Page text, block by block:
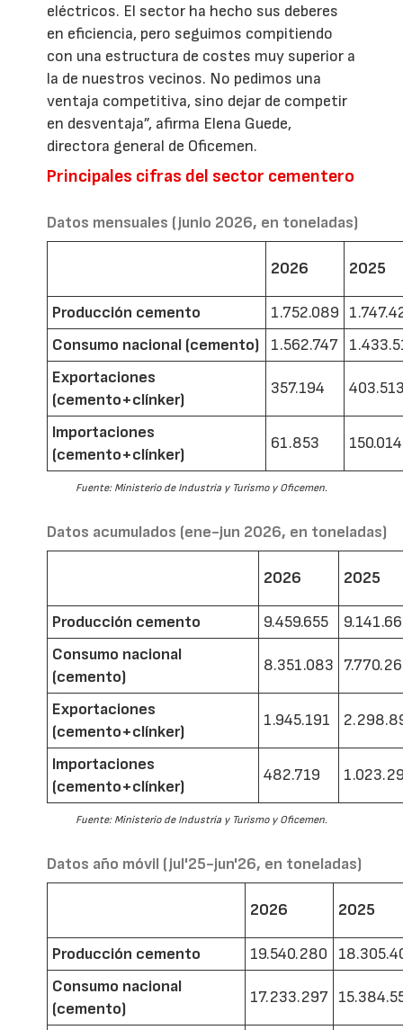
eléctricos. El sector ha hecho sus deberes
en eficiencia, pero seguimos compitiendo
con una estructura de costes muy superior a
la de nuestros vecinos. No pedimos una
ventaja competitiva, sino dejar de competir
en desventaja”, afirma Elena Guede,
directora general de Oficemen.
Principales cifras del sector cementero
Datos mensuales (junio 2026, en toneladas)
2026 2025
Producción cemento 1.752.089
Consumo nacional (cemento)
1.562.747
Exportaciones
(cemento+clínker)
357.194
Importaciones
(cemento+clínker)
61.853 150.014
Fuente: Ministerio de Industria y Turismo y Oficemen.
Datos acumulados (ene-jun 2026, en toneladas)
2026 2025
Producción cemento 9.459.655
Consumo nacional
(cemento)
8.351.083
Exportaciones
(cemento+clínker)
1.945.191
Importaciones
(cemento+clínker)
482.719
Fuente: Ministerio de Industria y Turismo y Oficemen.
Datos año móvil (jul'25-jun'26, en toneladas)
2026 2025
Producción cemento 19.540.280
Consumo nacional
(cemento)
17.233.297